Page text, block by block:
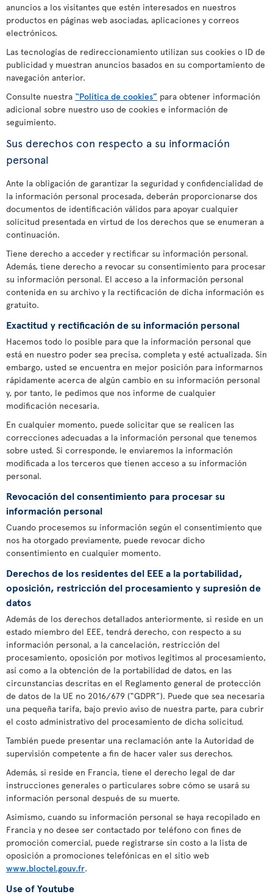
anuncios a los visitantes que estén interesados en nuestros
productos en páginas web asociadas, aplicaciones y correos
electrónicos.
Las tecnologías de redireccionamiento utilizan sus cookies o ID de
publicidad y muestran anuncios basados en su comportamiento de
navegación anterior.
Consulte nuestra “Política de cookies” para obtener información
adicional sobre nuestro uso de cookies e información de
seguimiento.
Sus derechos con respecto a su información
personal
Ante la obligación de garantizar la seguridad y confidencialidad de
la información personal procesada, deberán proporcionarse dos
documentos de identificación válidos para apoyar cualquier
solicitud presentada en virtud de los derechos que se enumeran a
continuación.
Tiene derecho a acceder y rectificar su información personal.
Además, tiene derecho a revocar su consentimiento para procesar
su información personal. El acceso a la información personal
contenida en su archivo y la rectificación de dicha información es
gratuito.
Exactitud y rectificación de su información personal
Hacemos todo lo posible para que la información personal que
está en nuestro poder sea precisa, completa y esté actualizada. Sin
embargo, usted se encuentra en mejor posición para informarnos
rápidamente acerca de algún cambio en su información personal
y, por tanto, le pedimos que nos informe de cualquier
modificación necesaria.
En cualquier momento, puede solicitar que se realicen las
correcciones adecuadas a la información personal que tenemos
sobre usted. Si corresponde, le enviaremos la información
modificada a los terceros que tienen acceso a su información
personal.
Revocación del consentimiento para procesar su
información personal
Cuando procesemos su información según el consentimiento que
nos ha otorgado previamente, puede revocar dicho
consentimiento en cualquier momento.
Derechos de los residentes del EEE a la portabilidad,
oposición, restricción del procesamiento y supresión de
datos
Además de los derechos detallados anteriormente, si reside en un
estado miembro del EEE, tendrá derecho, con respecto a su
información personal, a la cancelación, restricción del
procesamiento, oposición por motivos legítimos al procesamiento,
así como a la obtención de la portabilidad de datos, en las
circunstancias descritas en el Reglamento general de protección
de datos de la UE no 2016/679 (“GDPR”). Puede que sea necesaria
una pequeña tarifa, bajo previo aviso de nuestra parte, para cubrir
el costo administrativo del procesamiento de dicha solicitud.
También puede presentar una reclamación ante la Autoridad de
supervisión competente a fin de hacer valer sus derechos.
Además, si reside en Francia, tiene el derecho legal de dar
instrucciones generales o particulares sobre cómo se usará su
información personal después de su muerte.
Asimismo, cuando su información personal se haya recopilado en
Francia y no desee ser contactado por teléfono con fines de
promoción comercial, puede registrarse sin costo a la lista de
oposición a promociones telefónicas en el sitio web
www.bloctel.gouv.fr.
Use of Youtube